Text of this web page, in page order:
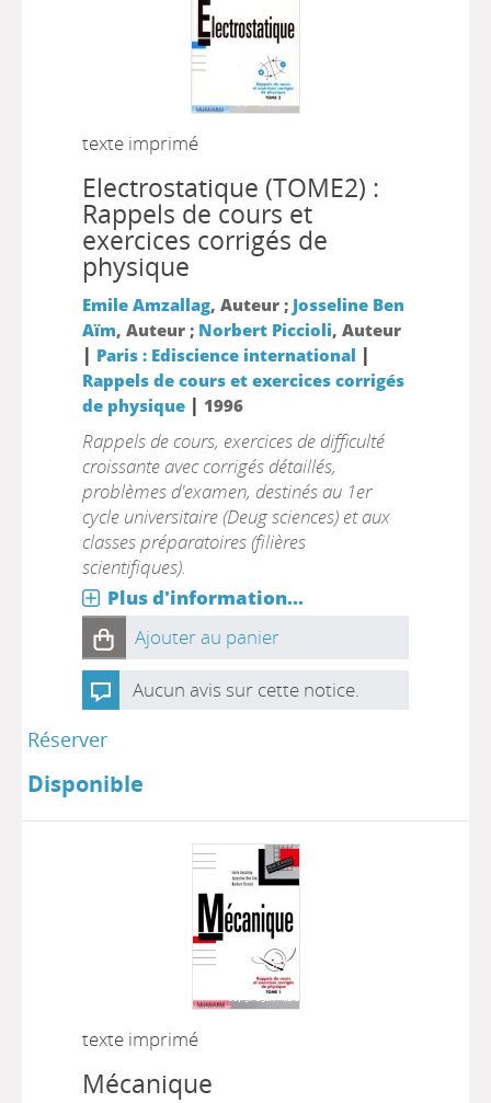
texte imprimé
Electrostatique (TOME2) :
Rappels de cours et
exercices corrigés de
physique
Emile Amzallag, Auteur ; Josseline Ben
Aïm, Auteur ; Norbert Piccioli, Auteur
| Paris : Ediscience international |
Rappels de cours et exercices corrigés
de physique| 1996
Rappels de cours, exercices de difficulté
croissante avec corrigés détaillés,
problèmes d'examen, destinés au 1er
cycle universitaire (Deug sciences) et aux
classes préparatoires (filières
scientifiques).
Plus d'information...
Ajouter au panier
Aucun avis sur cette notice.
Réserver
Disponible
texte imprimé
Mécanique